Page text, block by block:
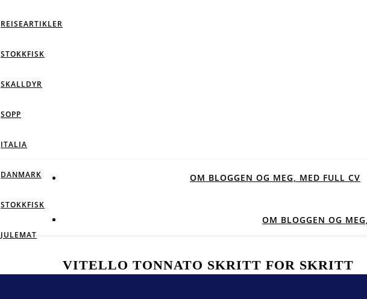
REISEARTIKLER
STOKKFISK
SKALLDYR
SOPP
ITALIA
DANMARK
STOKKFISK
JULEMAT
OM BLOGGEN OG MEG, MED FULL CV
OM BLOGGEN OG
VITELLO TONNATO SKRITT FOR SKRITT